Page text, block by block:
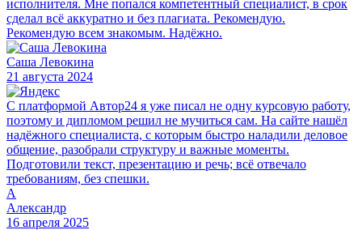
исполнителя. Мне попался компетентный специалист, в срок
сделал всё аккуратно и без плагиата. Рекомендую.
Рекомендую всем знакомым. Надёжно.
Саша Левокина
21 августа 2024
С платформой Автор24 я уже писал не одну курсовую работу,
поэтому и дипломом решил не мучиться сам. На сайте нашёл
надёжного специалиста, с которым быстро наладили деловое
общение, разобрали структуру и важные моменты.
Подготовили текст, презентацию и речь; всё отвечало
требованиям, без спешки.
А
Александр
16 апреля 2025